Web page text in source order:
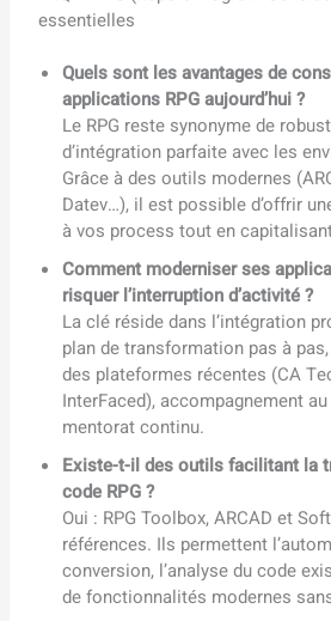
essentielles
Quels sont les avantages de
applications RPG aujourd’hui ?
Le RPG reste synonyme de
d’intégration parfaite avec les
Grâce à des outils modernes
Datev…), il est possible d’offrir
à vos process tout en
Comment moderniser ses
risquer l’interruption d’activité ?
La clé réside dans l’intégration
plan de transformation pas à
des plateformes récentes (CA
InterFaced), accompagnement
mentorat continu.
Existe-t-il des outils facilitant la
code RPG ?
Oui : RPG Toolbox, ARCAD et
références. Ils permettent
conversion, l’analyse du code
de fonctionnalités modernes